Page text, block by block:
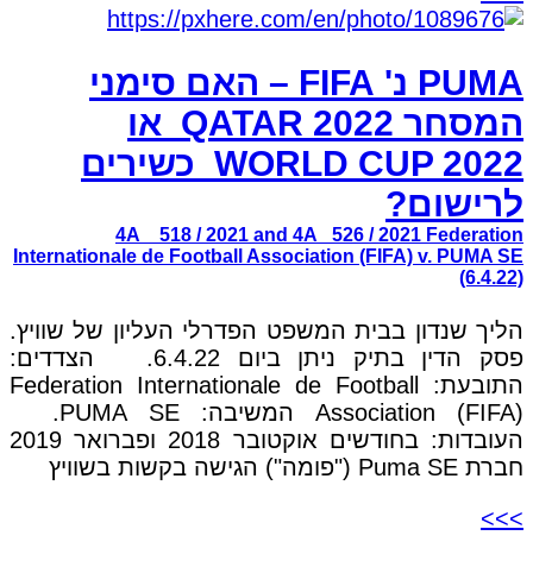
PUMA נ' FIFA – האם סימני
המסחר QATAR 2022 או
WORLD CUP 2022 כשירים
לרישום?
4A _ 518 / 2021 and 4A _526 / 2021 Federation
Internationale de Football Association (FIFA) v. PUMA SE
(6.4.22)
הליך שנדון בבית המשפט הפדרלי העליון של שוויץ.
פסק הדין בתיק ניתן ביום 6.4.22. הצדדים:
התובעת: Federation Internationale de Football
Association (FIFA) המשיבה: PUMA SE.
העובדות: בחודשים אוקטובר 2018 ופברואר 2019
חברת Puma SE ("פומה") הגישה בקשות בשוויץ
>>>